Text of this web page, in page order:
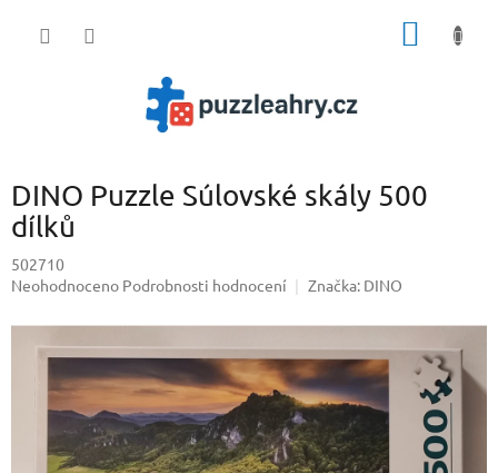
DINO Puzzle Súlovské skály 500
dílků
502710
Průměrné
produktu
hvězdiček.
Neohodnoceno Podrobnosti hodnocení Značka: DINO